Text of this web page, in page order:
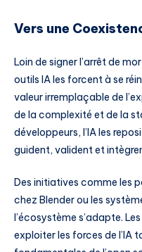
Vers une
Loin de signer l’arrêt de
outils IA les forcent à se
valeur irremplaçable de
de la complexité et de la
développeurs, l’IA les
guident, valident et
Des initiatives comme les
chez Blender ou les
l’écosystème s’adapte.
exploiter les forces de l’IA